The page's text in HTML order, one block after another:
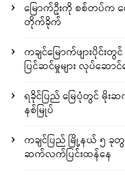
မြောက်ဦးကို စစ်တပ်က လ
တိုက်ခိုက်
ကချင်မြောက်ဖျားပိုင်
ပြင်ဆင်မှုများ လုပ်ဆောင်
ရခိုင်ပြည် မြေပုံတွင် မိုး
နစ်မြုပ်
ကချင်ပြည် မြို့နယ် ၅ ခုတွ
ဆက်လက်ပြင်းထန်နေ